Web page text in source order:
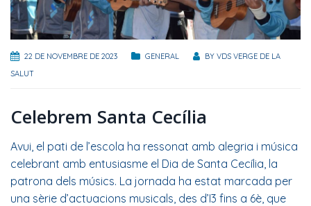
22 DE NOVEMBRE DE 2023 GENERAL BY VDS VERGE DE LA
SALUT
Celebrem Santa Cecília
Avui, el pati de l’escola ha ressonat amb alegria i música
celebrant amb entusiasme el Dia de Santa Cecília, la
patrona dels músics. La jornada ha estat marcada per
una sèrie d’actuacions musicals, des d’I3 fins a 6è, que